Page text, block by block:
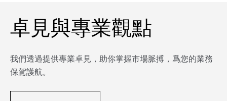
卓見與專業觀點
我們透過提供專業卓見，助你掌握市場脈搏，爲您的業務
保駕護航。